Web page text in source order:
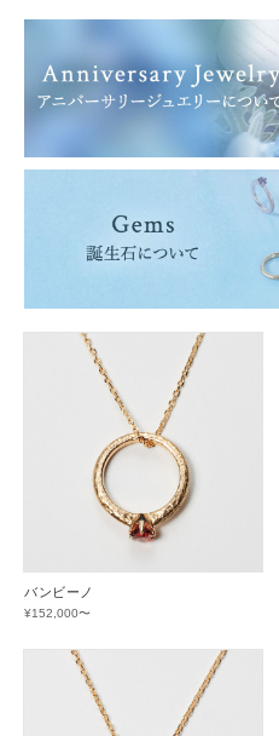
バンビーノ
¥152,000〜